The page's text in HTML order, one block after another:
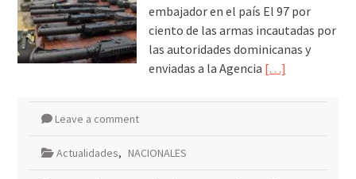
embajador en el país El 97 por
ciento de las armas incautadas por
las autoridades dominicanas y
enviadas a la Agencia […]
Leave a comment
Actualidades, NACIONALES